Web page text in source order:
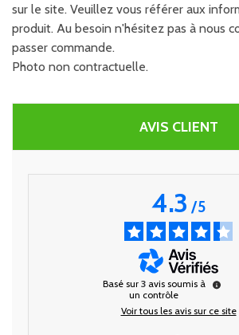
sur le site. Veuillez vous référer aux
produit. Au besoin n'hésitez pas à nous
passer commande.
Photo non contractuelle.
AVIS CLIENT
4.3/5
Basé sur 3 avis soumis à
un contrôle
Voir tous les avis sur ce site